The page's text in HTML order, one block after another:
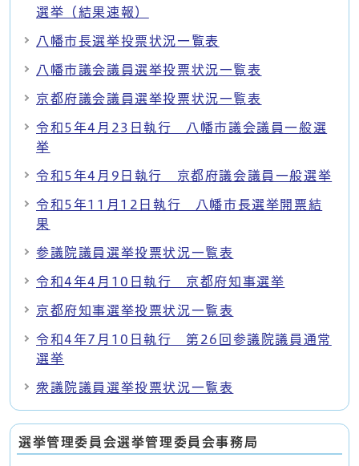
選挙（結果速報）
八幡市長選挙投票状況一覧表
八幡市議会議員選挙投票状況一覧表
京都府議会議員選挙投票状況一覧表
令和5年4月23日執行 八幡市議会議員一般選
挙
令和5年4月9日執行 京都府議会議員一般選挙
令和5年11月12日執行 八幡市長選挙開票結
果
参議院議員選挙投票状況一覧表
令和4年4月10日執行 京都府知事選挙
京都府知事選挙投票状況一覧表
令和4年7月10日執行 第26回参議院議員通常
選挙
衆議院議員選挙投票状況一覧表
選挙管理委員会選挙管理委員会事務局